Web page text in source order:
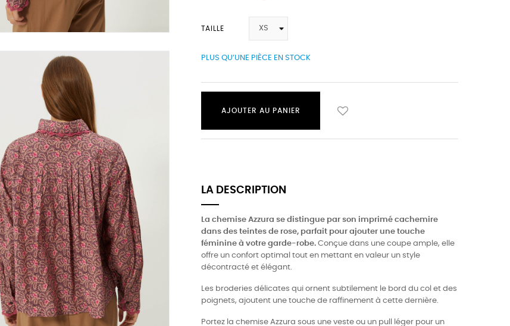
TAILLE
PLUS QU’UNE PIÈCE EN STOCK
AJOUTER AU PANIER
LA DESCRIPTION
La chemise Azzura se distingue par son imprimé cachemire
dans des teintes de rose, parfait pour ajouter une touche
féminine à votre garde-robe. Conçue dans une coupe ample, elle
offre un confort optimal tout en mettant en valeur un style
décontracté et élégant.
Les broderies délicates qui ornent subtilement le bord du col et des
poignets, ajoutent une touche de raffinement à cette dernière.
Portez la chemise Azzura sous une veste ou un pull léger pour un